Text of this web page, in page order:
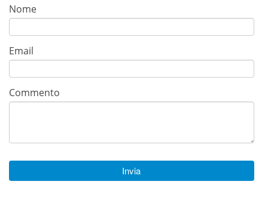
Nome
Email
Commento
Invia